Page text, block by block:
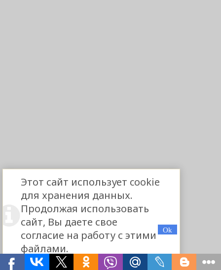
Этот сайт использует cookie
для хранения данных.
Продолжая использовать
сайт, Вы даете свое
согласие на работу с этими
файлами.